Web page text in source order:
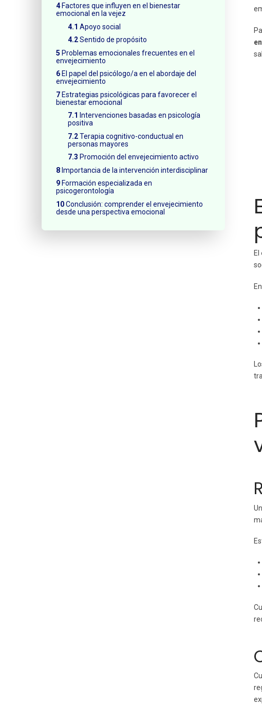
Factores que influyen en el bienestar
emocional en la vejez
Apoyo social
Sentido de propósito
Problemas emocionales frecuentes en el
envejecimiento
El papel del psicólogo/a en el abordaje del
envejecimiento
Estrategias psicológicas para favorecer el
bienestar emocional
Intervenciones basadas en psicología
positiva
Terapia cognitivo-conductual en
personas mayores
Promoción del envejecimiento activo
Importancia de la intervención interdisciplinar
Formación especializada en
psicogerontología
Conclusión: comprender el envejecimiento
desde una perspectiva emocional
El